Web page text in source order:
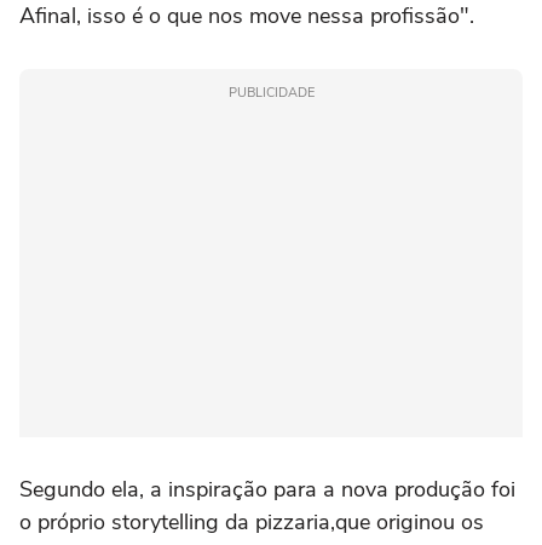
Afinal, isso é o que nos move nessa profissão".
PUBLICIDADE
Segundo ela, a inspiração para a nova produção foi
o próprio storytelling da pizzaria,que originou os